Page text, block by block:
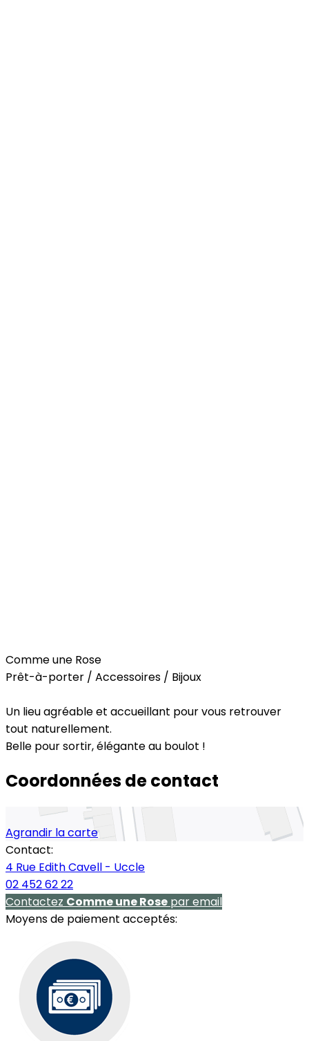
Comme une Rose
Prêt-à-porter / Accessoires / Bijoux
Un lieu agréable et accueillant pour vous retrouver
tout naturellement.
Belle pour sortir, élégante au boulot !
Coordonnées de contact
Agrandir la carte
Contact:
4 Rue Edith Cavell - Uccle
02 452 62 22
Contactez Comme une Rose par email
Moyens de paiement acceptés: